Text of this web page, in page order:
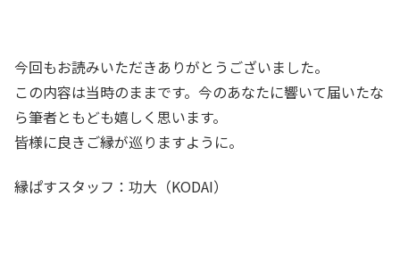
今回もお読みいただきありがとうございました。
この内容は当時のままです。今のあなたに響いて届いたな
ら筆者ともども嬉しく思います。
皆様に良きご縁が巡りますように。
縁ぱすスタッフ：功大（KODAI）